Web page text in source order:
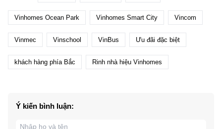
Vinhomes Ocean Park Vinhomes Smart City Vincom
Vinmec Vinschool VinBus Ưu đãi đặc biệt
khách hàng phía Bắc Rinh nhà hiệu Vinhomes
Ý kiến bình luận: